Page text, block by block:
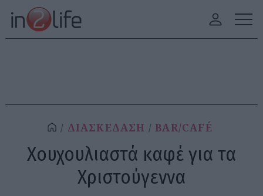
ΔΙΑΣΚΕΔΑΣΗ BAR/CAFÉ
Χουχουλιαστά καφέ για τα
Χριστούγεννα